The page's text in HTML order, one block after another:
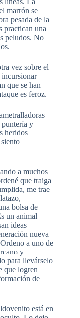
líneas. La
marrón se
pesada de la
practican una
peludos. No
vez sobre el
incursionar
que se han
es feroz.
puntería y
heridos
a muchos
que traiga
me trae
bolsa de
un animal
ideas
nueva
a uno de
y
para llevárselo
que logren
de
está en